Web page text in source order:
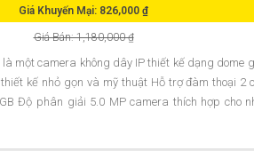
Giá Khuyến Mại: 826,000 ₫
Giá Bán: 1,180,000 ₫
một camera không dây IP thiết kế dạng dome
kế nhỏ gọn và mỹ thuật Hỗ trợ đàm thoại 2
Độ phân giải 5.0 MP camera thích hợp cho